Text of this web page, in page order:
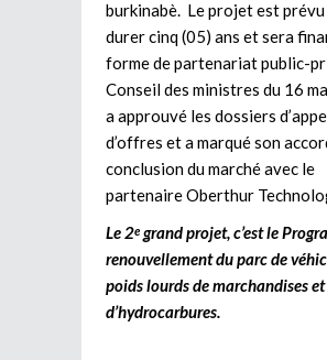
burkinabè. Le projet est
durer cinq (05) ans et sera
forme de partenariat public-
Conseil des ministres du 16
a approuvé les dossiers
d’offres et a marqué son
conclusion du marché avec le
partenaire Oberthur
Le 2egrand projet, c’est le
renouvellement du parc de
poids lourds de marchandises et
d’hydrocarbures.